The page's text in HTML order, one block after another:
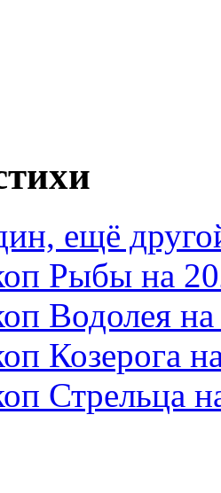
ещё
Рыбы на
Водолея
Козерога
Стрельца